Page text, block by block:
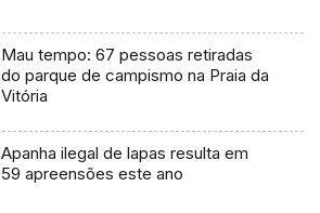
Mau tempo: 67 pessoas retiradas
do parque de campismo na Praia da
Vitória
Apanha ilegal de lapas resulta em
59 apreensões este ano